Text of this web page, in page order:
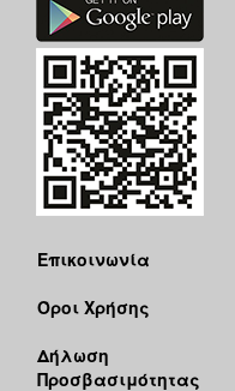
Επικοινωνία
Όροι Χρήσης
Δήλωση
Προσβασιμότητας